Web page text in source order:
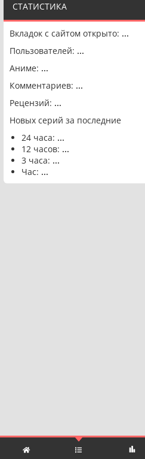
СТАТИСТИКА
Вкладок с сайтом открыто: ...
Пользователей: ...
Аниме: ...
Комментариев: ...
Рецензий: ...
Новых серий за последние
24 часа: ...
12 часов: ...
3 часа: ...
Час: ...